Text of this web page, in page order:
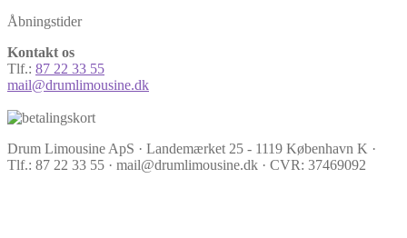
Åbningstider
Kontakt os
Tlf.: 87 22 33 55
mail@drumlimousine.dk
Drum Limousine ApS · Landemærket 25 - 1119 København K ·
Tlf.: 87 22 33 55 · mail@drumlimousine.dk · CVR: 37469092